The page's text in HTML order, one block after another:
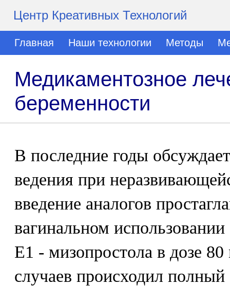
Центр Креативных Технологий
Главная Наши технологии Методы
Медикаментозное
беременности
В последние годы
ведения при
введение аналогов
вагинальном использовании
E1 - мизопростола в дозе
случаев происходил